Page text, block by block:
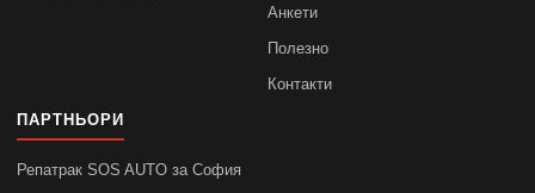
Анкети
Полезно
Контакти
ПАРТНЬОРИ
Репатрак SOS AUTO за София